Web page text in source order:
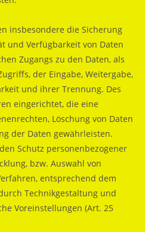
insbesondere die Sicherung
und Verfügbarkeit von Daten
Zugangs zu den Daten, als
der Eingabe, Weitergabe,
und ihrer Trennung. Des
eingerichtet, die eine
Löschung von Daten
der Daten gewährleisten.
Schutz personenbezogener
bzw. Auswahl von
entsprechend dem
Technikgestaltung und
Voreinstellungen (Art. 25